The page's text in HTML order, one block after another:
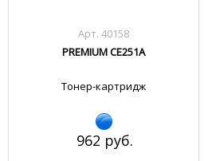
Арт. 40158
PREMIUM CE251A
Тонер-картридж
962 руб.